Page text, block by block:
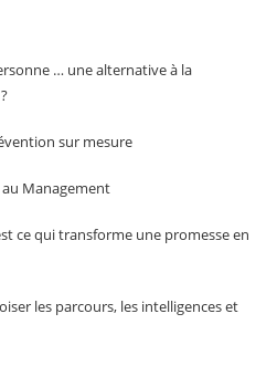
… une alternative à la
sur mesure
au Management
ce qui transforme une promesse en
les parcours, les intelligences et